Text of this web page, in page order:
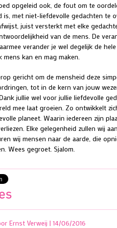
opgeleid ook, de fout om te
is, met niet-liefdevolle gedachten te
juist versterkt met elke
van de mens. De
verander je wel degelijk de
mens kan en mag maken.
gericht om de mensheid deze
tot in de kern van jouw
jullie wel voor jullie liefdevolle
mee laat groeien. Zo ontwikkelt
planeet. Waarin iedereen zijn
Elke gelegenheid zullen wij
wij mensen naar de aarde, die
Wees gegroet. Sjalom.
Ernst Verweij | 14/06/2016